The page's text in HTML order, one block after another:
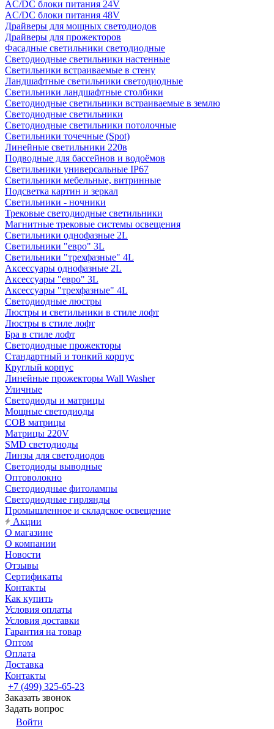
AC/DC блоки питания 24V
AC/DC блоки питания 48V
Драйверы для мощных светодиодов
Драйверы для прожекторов
Фасадные светильники светодиодные
Светодиодные светильники настенные
Светильники встраиваемые в стену
Ландшафтные светильники светодиодные
Светильники ландшафтные столбики
Светодиодные светильники встраиваемые в землю
Светодиодные светильники
Светодиодные светильники потолочные
Светильники точечные (Spot)
Линейные светильники 220в
Подводные для бассейнов и водоёмов
Светильники универсальные IP67
Светильники мебельные, витринные
Подсветка картин и зеркал
Светильники - ночники
Трековые светодиодные светильники
Магнитные трековые системы освещения
Светильники однофазные 2L
Светильники "евро" 3L
Светильники "трехфазные" 4L
Аксессуары однофазные 2L
Аксессуары "евро" 3L
Аксессуары "трехфазные" 4L
Светодиодные люстры
Люстры и светильники в стиле лофт
Люстры в стиле лофт
Бра в стиле лофт
Светодиодные прожекторы
Стандартный и тонкий корпус
Круглый корпус
Линейные прожекторы Wall Washer
Уличные
Светодиоды и матрицы
Мощные светодиоды
COB матрицы
Матрицы 220V
SMD светодиоды
Линзы для светодиодов
Светодиоды выводные
Оптоволокно
Светодиодные фитолампы
Светодиодные гирлянды
Промышленное и складское освещение
Акции
О магазине
О компании
Новости
Отзывы
Сертификаты
Контакты
Как купить
Условия оплаты
Условия доставки
Гарантия на товар
Оптом
Оплата
Доставка
Контакты
+7 (499) 325-65-23
Заказать звонок
Задать вопрос
Войти